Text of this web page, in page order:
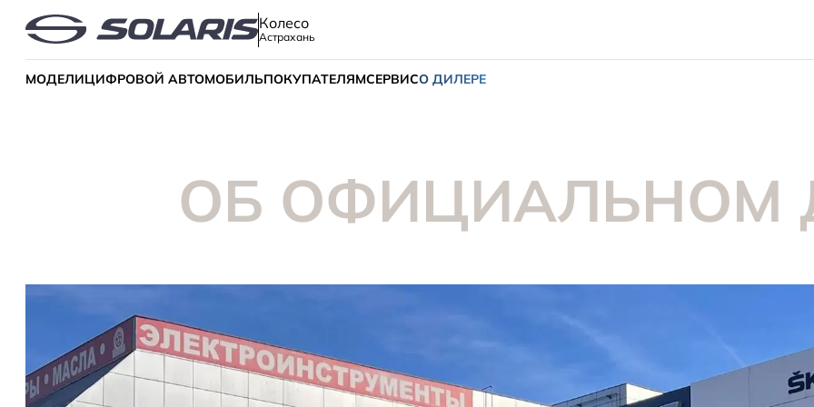
Колесо
Астрахань
МОДЕЛИЦИФРОВОЙ АВТОМОБИЛЬПОКУПАТЕЛЯМСЕРВИСО ДИЛЕРЕ
ОБ ОФИЦИАЛЬНОМ